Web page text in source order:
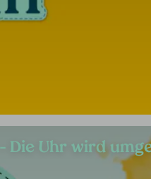
Die Uhr wird